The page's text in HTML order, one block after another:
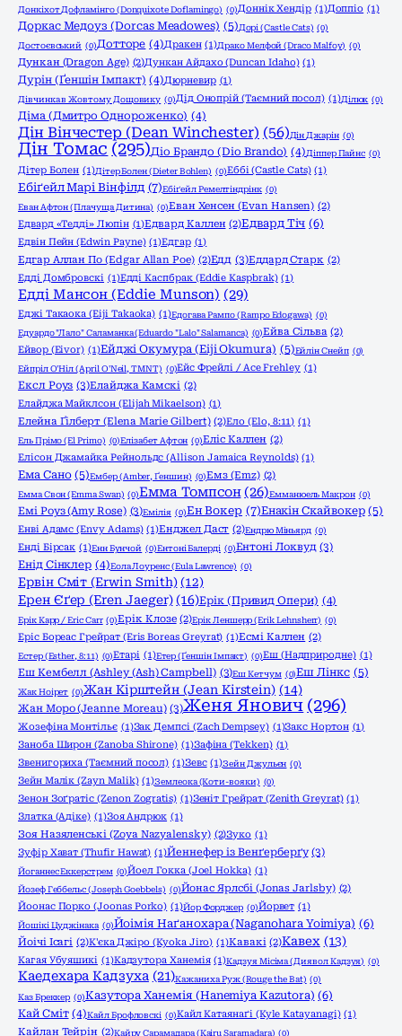
Донкіхот Дофламінго (Donquixote Doflamingo) (0)Доннік Хендір (1)Доппіо (1)
Доркас Медоуз (Dorcas Meadowes) (5)Дорі (Castle Cats) (0)
Достоєвський (0)Дотторе (4)Дракен (1)Драко Мелфой (Draco Malfoy) (0)
Дункан (Dragon Age) (2)Дункан Айдахо (Duncan Idaho) (1)
Дурін (Ґеншін Імпакт) (4)Дюрневир (1)
Дівчинка в Жовтому Дощовику (0)Дід Онопрій (Таємний посол) (1)Ділюк (0)
Діма (Дмитро Однороженко) (4)
Дін Вінчестер (Dean Winchester) (56)Дін Джарін (0)
Дін Томас (295)Діо Брандо (Dio Brando) (4)Діппер Пайнс (0)
Дітер Болен (1)Дітер Болен (Dieter Bohlen) (0)Еббі (Castle Cats) (1)
Ебіґейл Марі Вінфілд (7)Ебіґейл Ремелтіндрінк (0)
Еван Афтон (Плачуща Дитина) (0)Еван Хенсен (Evan Hansen) (2)
Едвард «Тедді» Люпін (1)Едвард Каллен (2)Едвард Тіч (6)
Едвін Пейн (Edwin Payne) (1)Едгар (1)
Едгар Аллан По (Edgar Allan Poe) (2)Едд (3)Еддард Старк (2)
Едді Домбровскі (1)Едді Каспбрак (Eddie Kaspbrak) (1)
Едді Мансон (Eddie Munson) (29)
Еджі Такаока (Eiji Takaoka) (1)Едогава Рампо (Rampo Edogawa) (0)
Едуардо "Лало" Саламанка (Eduardo "Lalo" Salamanca) (0)Ейва Сільва (2)
Ейвор (Eivor) (1)Ейджі Окумура (Eiji Okumura) (5)Ейлін Снейп (0)
Ейпріл О'Ніл (April O'Neil, TMNT) (0)Ейс Фрейлі / Ace Frehley (1)
Ексл Роуз (3)Елайджа Камскі (2)
Елайджа Майклсон (Elijah Mikaelson) (1)
Елейна Ґілберт (Elena Marie Gilbert) (2)Ело (Elo, 8:11) (1)
Ель Прімо (El Primo) (0)Елізабет Афтон (0)Еліс Каллен (2)
Елісон Джамайка Рейнольдс (Allison Jamaica Reynolds) (1)
Ема Сано (5)Ембер (Amber, Ґеншин) (0)Емз (Emz) (2)
Емма Свон (Emma Swan) (0)Емма Томпсон (26)Емманюель Макрон (0)
Емі Роуз (Amy Rose) (3)Емілія (0)Ен Вокер (7)Енакін Скайвокер (5)
Енві Адамс (Envy Adams) (1)Енджел Даст (2)Ендрю Міньярд (0)
Енді Бірсак (1)Енн Бунчой (0)Ентоні Балерді (0)Ентоні Локвуд (3)
Енід Сінклер (4)Еола Лоуренс (Eula Lawrence) (0)
Ервін Сміт (Erwin Smith) (12)
Ерен Єґер (Eren Jaeger) (16)Ерік (Привид Опери) (4)
Ерік Карр / Eric Carr (0)Ерік Клозе (2)Ерік Леншерр (Erik Lehnsherr) (0)
Еріс Бореас Грейрат (Eris Boreas Greyrat) (1)Есмі Каллен (2)
Естер (Esther, 8:11) (0)Етарі (1)Етер (Ґеншін Імпакт) (0)Еш (Надприродне) (1)
Еш Кембелл (Ashley (Ash) Campbell) (3)Еш Кетчум (0)Еш Лінкс (5)
Жак Ноірет (0)Жан Кірштейн (Jean Kirstein) (14)
Жан Моро (Jeanne Moreau) (3)Женя Янович (296)
Жозефіна Монтільє (1)Зак Демпсі (Zach Dempsey) (1)Закс Нортон (1)
Заноба Широн (Zanoba Shirone) (1)Зафіна (Tekken) (1)
Звенигориха (Таємний посол) (1)Зевс (1)Зейн Джульєн (0)
Зейн Малік (Zayn Malik) (1)Землеока (Коти-вояки) (0)
Зенон Зоґратіс (Zenon Zogratis) (1)Зеніт Грейрат (Zenith Greyrat) (1)
Златка (Адіке) (1)Зоя Андрюк (1)
Зоя Назяленські (Zoya Nazyalensky) (2)Зуко (1)
Зуфір Хават (Thufir Hawat) (1)Йеннефер із Венґерберґу (3)
Йоганнес Еккерстрем (0)Йоел Гокка (Joel Hokka) (1)
Йозеф Геббельс (Joseph Goebbels) (0)Йонас Ярлсбі (Jonas Jarlsby) (2)
Йоонас Порко (Joonas Porko) (1)Йор Форджер (0)Йорвет (1)
Йошікі Цуджінака (0)Йоімія Наґанохара (Naganohara Yoimiya) (6)
Йоічі Ісагі (2)К'єка Джіро (Kyoka Jiro) (1)Кавакі (2)Кавех (13)
Кагая Убуяшикі (1)Кадзутора Ханемія (1)Кадзуя Місіма (Диявол Кадзуя) (0)
Каедехара Кадзуха (21)Кажаниха Руж (Rouge the Bat) (0)
Каз Бреккер (0)Казутора Ханемія (Hanemiya Kazutora) (6)
Кай Сміт (4)Кайл Брофловскі (0)Кайл Катаянаґі (Kyle Katayanagi) (1)
Кайлан Тейрін (2)Кайру Сарамадара (Kairu Saramadara) (0)